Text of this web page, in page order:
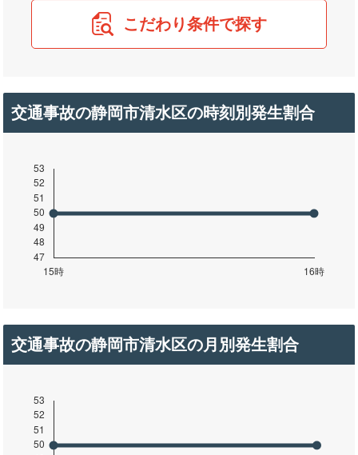
こだわり条件で探す
交通事故の静岡市清水区の時刻別発生割合
交通事故の静岡市清水区の月別発生割合